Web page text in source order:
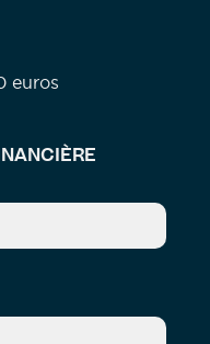
euros